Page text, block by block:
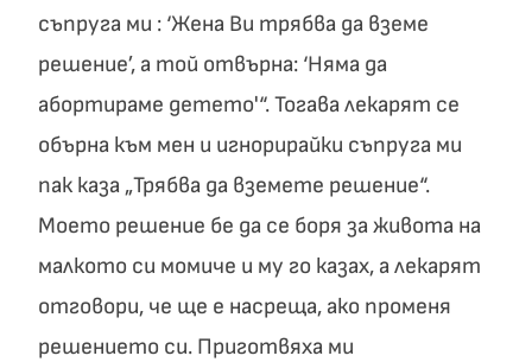
съпруга ми : ‘Жена Ви трябва да вземе
решение’, а той отвърна: ‘Няма да
абортираме детето'“. Тогава лекарят се
обърна към мен и игнорирайки съпруга ми
пак каза „Трябва да вземете решение“.
Моето решение бе да се боря за живота на
малкото си момиче и му го казах, а лекарят
отговори, че ще е насреща, ако променя
решението си. Приготвяха ми